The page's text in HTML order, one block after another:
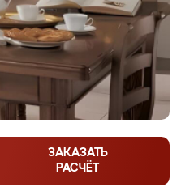
ЗАКАЗАТЬ
РАСЧЁТ